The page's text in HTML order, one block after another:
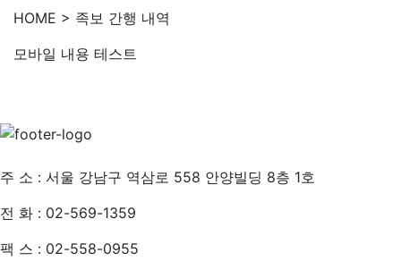
HOME > 족보 간행 내역
모바일 내용 테스트
주 소 : 서울 강남구 역삼로 558 안양빌딩 8층 1호
전 화 : 02-569-1359
팩 스 : 02-558-0955